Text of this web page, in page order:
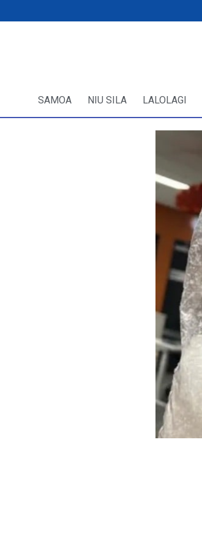
SAMOA NIU SILA LALOLAGI